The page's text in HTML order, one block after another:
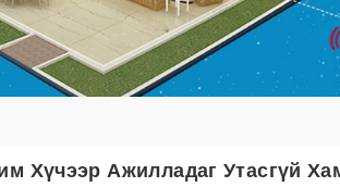
Хүчээр Ажилладаг Утасгүй